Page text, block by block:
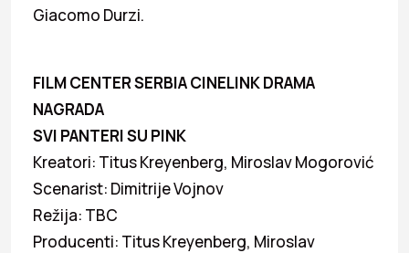
Giacomo Durzi.
FILM CENTER SERBIA CINELINK DRAMA
NAGRADA
SVI PANTERI SU PINK
Kreatori: Titus Kreyenberg, Miroslav Mogorović
Scenarist: Dimitrije Vojnov
Režija: TBC
Producenti: Titus Kreyenberg, Miroslav